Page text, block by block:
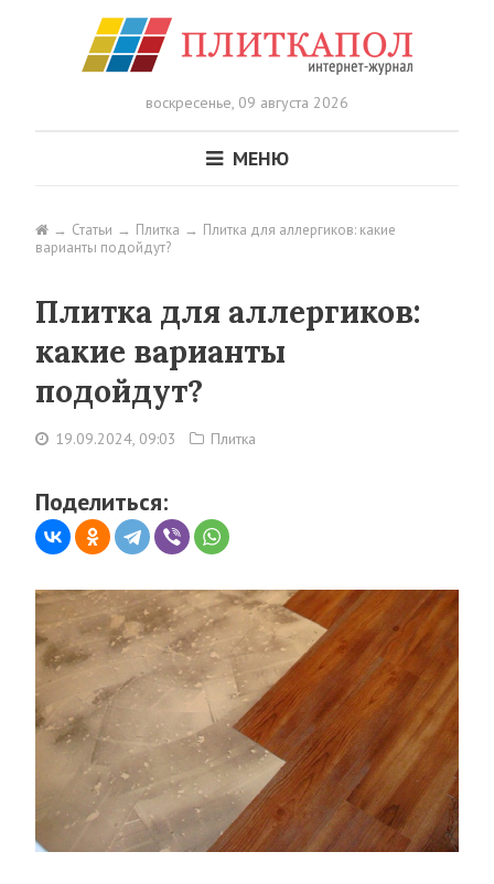
воскресенье, 09 августа 2026
МЕНЮ
Статьи Плитка
Плитка для аллергиков: какие
варианты подойдут?
Плитка для аллергиков:
какие варианты
подойдут?
19.09.2024, 09:03 Плитка
Поделиться: